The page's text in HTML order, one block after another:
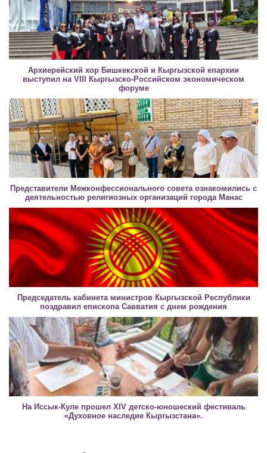
Архиерейский хор Бишкекской и Кыргызской епархии
выступил на VIII Кыргызско-Российском экономическом
форуме
Представители Межконфессионального совета ознакомились с
деятельностью религиозных организаций города Манас
Председатель кабинета министров Кыргызской Республики
поздравил епископа Савватия с днем рождения
На Иссык-Куле прошел XIV детско-юношеский фестиваль
«Духовное наследие Кыргызстана».